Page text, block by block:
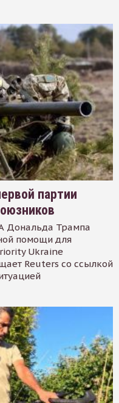
партии
Дональда Трампа
помощи для
Ukraine
Reuters со ссылкой